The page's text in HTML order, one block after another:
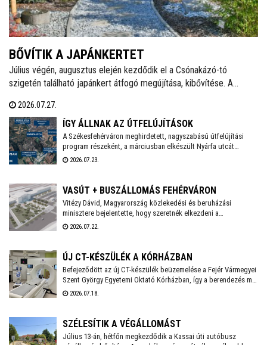
BŐVÍTIK A JAPÁNKERTET
Július végén, augusztus elején kezdődik el a Csónakázó-tó
szigetén található japánkert átfogó megújítása, kibővítése. A
ideje alatt a munkálatokkal érintett területet a látogatók elől
lezárják.
2026.07.27.
ÍGY ÁLLNAK AZ ÚTFELÚJÍTÁSOK
A Székesfehérváron meghirdetett, nagyszabású útfelújítási
program részeként, a márciusban elkészült Nyárfa utcát
követően a Közgyűlés szakbizottsága legutóbbi ülésén újabb
kivitelezőket - adta hírül közösségi oldalán Székesfehérvár
szakaszának felújítása, és kezdődhet a Bébic utcai
szabadidőpark fejlesztése is.
2026.07.23.
VASÚT + BUSZÁLLOMÁS FEHÉRVÁRON
Vitézy Dávid, Magyarország közlekedési és beruházási
minisztere bejelentette, hogy szeretnék elkezdeni a
székesfehérvári vasúti csomópont teljes körű átépítését,
2030-ig befejeződhet.
2026.07.22.
ÚJ CT-KÉSZÜLÉK A KÓRHÁZBAN
Befejeződött az új CT-készülék beüzemelése a Fejér Vármegyei
Szent György Egyetemi Oktató Kórházban, így a berendezés már
a mindennapi betegellátást szolgálja - közölte a
2026.07.18.
SZÉLESÍTIK A VÉGÁLLOMÁST
Július 13-án, hétfőn megkezdődik a Kassai úti autóbusz